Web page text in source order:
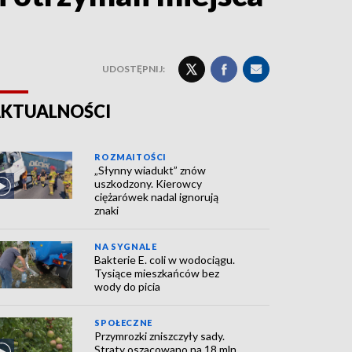
UDOSTĘPNIJ:
ROZMAITOŚCI
„Słynny wiadukt” znów
uszkodzony. Kierowcy
ciężarówek nadal ignorują
znaki
NA SYGNALE
Bakterie E. coli w wodociągu.
Tysiące mieszkańców bez
wody do picia
SPOŁECZNE
Przymrozki zniszczyły sady.
Straty oszacowano na 18 mln